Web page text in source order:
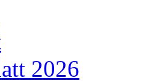
2026